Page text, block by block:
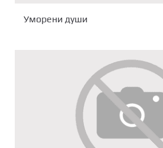
Уморени души